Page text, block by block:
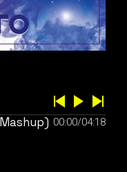
00:00/04:18